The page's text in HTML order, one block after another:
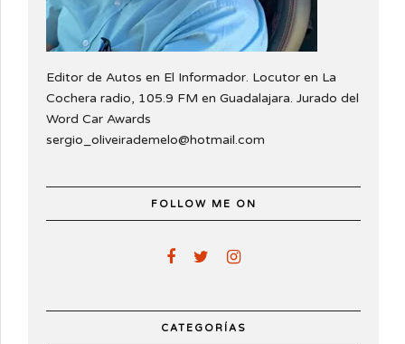
Editor de Autos en El Informador. Locutor en La
Cochera radio, 105.9 FM en Guadalajara. Jurado del
Word Car Awards
sergio_oliveirademelo@hotmail.com
FOLLOW ME ON
CATEGORÍAS